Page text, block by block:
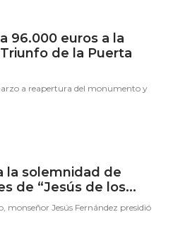
96.000 euros a la
de la Puerta
a reapertura del monumento y
la solemnidad de
de “Jesús de los...
monseñor Jesús Fernández presidió